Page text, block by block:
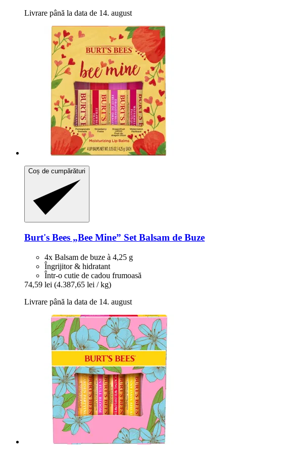
Livrare până la data de 14. august
Coș de cumpărături
Burt's Bees „Bee Mine” Set Balsam de Buze
4x Balsam de buze à 4,25 g
Îngrijitor & hidratant
Într-o cutie de cadou frumoasă
74,59 lei (4.387,65 lei / kg)
Livrare până la data de 14. august